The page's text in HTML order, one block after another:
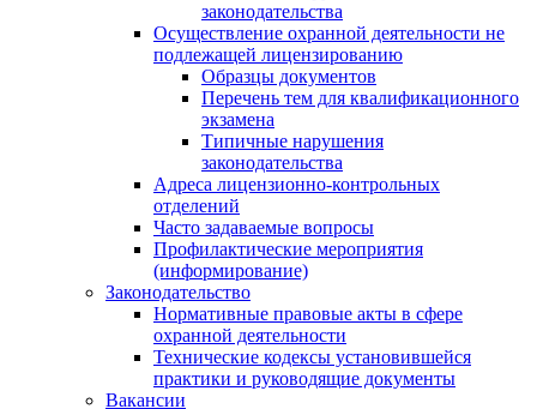
законодательства
Осуществление охранной деятельности не
подлежащей лицензированию
Образцы документов
Перечень тем для квалификационного
экзамена
Типичные нарушения
законодательства
Адреса лицензионно-контрольных
отделений
Часто задаваемые вопросы
Профилактические мероприятия
(информирование)
Законодательство
Нормативные правовые акты в сфере
охранной деятельности
Технические кодексы установившейся
практики и руководящие документы
Вакансии